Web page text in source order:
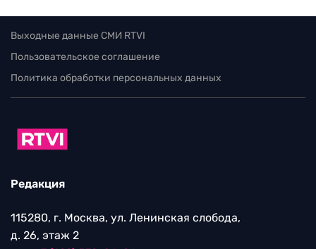
Выходные данные СМИ RTVI
Пользовательское соглашение
Политика обработки персональных данных
Редакция
115280, г. Москва, ул. Ленинская слобода,
д. 26, этаж 2